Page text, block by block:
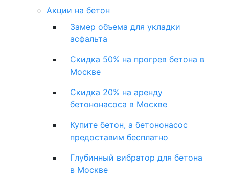
Акции на бетон
Замер объема для укладки
асфальта
Скидка 50% на прогрев бетона в
Москве
Скидка 20% на аренду
бетононасоса в Москве
Купите бетон, а бетононасос
предоставим бесплатно
Глубинный вибратор для бетона
в Москве